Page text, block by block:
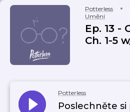
Potterless
Umění
Ep. 13 -
Ch. 1-5
Potterless
Poslechněte si